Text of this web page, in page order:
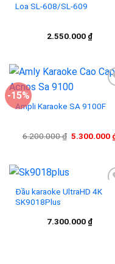
Loa SL-608/SL-609
2.550.000 ₫
-15%
Ampli Karaoke SA 9100F
6.200.000₫ Giá
5.300.000
Đầu karaoke UltraHD 4K
SK9018Plus
7.300.000 ₫